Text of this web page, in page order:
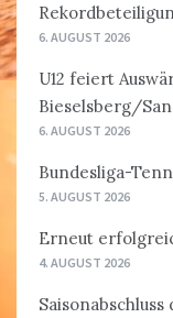
6. AUGUST 2026
U12 feiert
Bieselsberg/
6. AUGUST 2026
Bundesliga-
5. AUGUST 2026
Erneut
4. AUGUST 2026